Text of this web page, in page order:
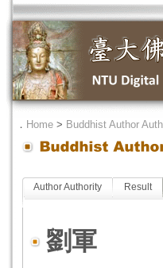
． Home > Buddhist Author
Author Authority Result
劉軍